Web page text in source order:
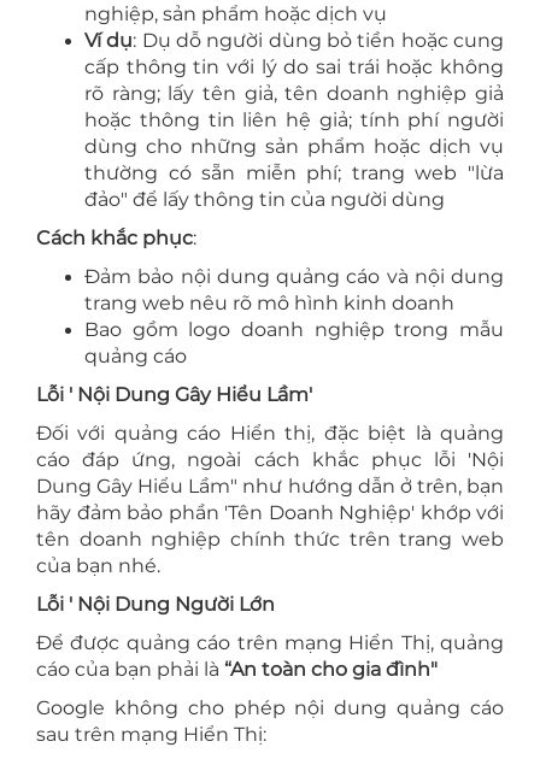
nghiệp, sản phẩm hoặc dịch vụ
Ví dụ: Dụ dỗ người dùng bỏ tiền hoặc cung
cấp thông tin với lý do sai trái hoặc không
rõ ràng; lấy tên giả, tên doanh nghiệp giả
hoặc thông tin liên hệ giả; tính phí người
dùng cho những sản phẩm hoặc dịch vụ
thường có sẵn miễn phí; trang web "lừa
đảo" để lấy thông tin của người dùng
Cách khắc phục:
Đảm bảo nội dung quảng cáo và nội dung
trang web nêu rõ mô hình kinh doanh
Bao gồm logo doanh nghiệp trong mẫu
quảng cáo
Lỗi ' Nội Dung Gây Hiểu Lầm'
Đối với quảng cáo Hiển thị, đặc biệt là quảng
cáo đáp ứng, ngoài cách khắc phục lỗi 'Nội
Dung Gây Hiểu Lầm" như hướng dẫn ở trên, bạn
hãy đảm bảo phần 'Tên Doanh Nghiệp' khớp với
tên doanh nghiệp chính thức trên trang web
của bạn nhé.
Lỗi ' Nội Dung Người Lớn
Để được quảng cáo trên mạng Hiển Thị, quảng
cáo của bạn phải là “An toàn cho gia đình"
Google không cho phép nội dung quảng cáo
sau trên mạng Hiển Thị: